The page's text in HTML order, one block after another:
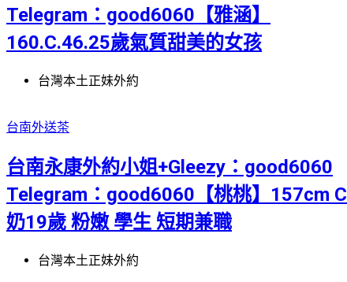
Telegram：good6060【雅涵】
160.C.46.25歲氣質甜美的女孩
台灣本土正妹外約
台南外送茶
台南永康外約小姐+Gleezy：good6060
Telegram：good6060【桃桃】157cm C
奶19歲 粉嫩 學生 短期兼職
台灣本土正妹外約